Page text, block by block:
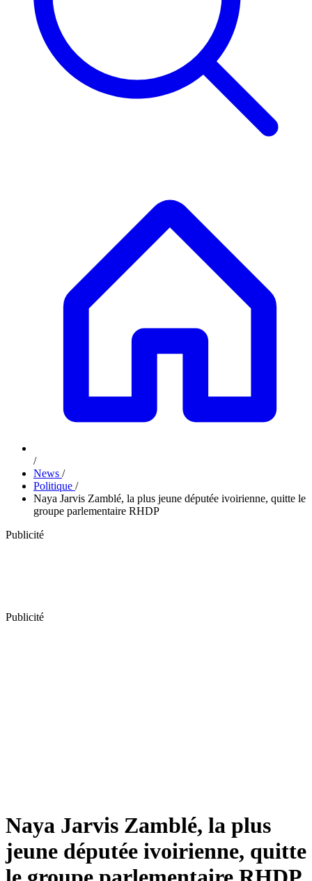
/
News /
Politique /
Naya Jarvis Zamblé, la plus jeune députée ivoirienne, quitte le
groupe parlementaire RHDP
Publicité
Publicité
Naya Jarvis Zamblé, la plus
jeune députée ivoirienne, quitte